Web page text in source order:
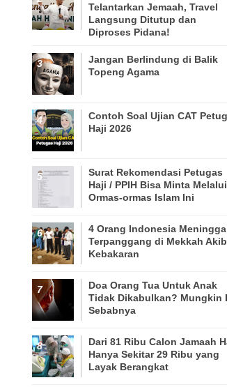
Telantarkan Jemaah, Travel
Langsung Ditutup dan
Diproses Pidana!
Jangan Berlindung di Balik
Topeng Agama
Contoh Soal Ujian CAT
Haji 2026
Surat Rekomendasi Petugas
Haji / PPIH Bisa Minta Melalui
Ormas-ormas Islam Ini
4 Orang Indonesia
Terpanggang di Mekkah
Kebakaran
Doa Orang Tua Untuk Anak
Tidak Dikabulkan? Mungkin
Sebabnya
Dari 81 Ribu Calon Jamaah
Hanya Sekitar 29 Ribu yang
Layak Berangkat